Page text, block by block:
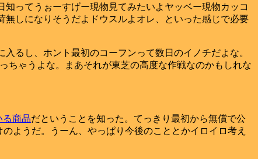
ってうぉーすげー現物見てみたいよヤッベー現物カッコ
しになりそうだよドウスルよオレ、といった感じで必要
るし、ホント最初のコーフンって数日のイノチだよな。
ちゃうよな。まあそれが東芝の高度な作戦なのかもしれな
る商品だということを知った。てっきり最初から無償で公
ようだ。うーん、やっぱり今後のこととかイロイロ考え